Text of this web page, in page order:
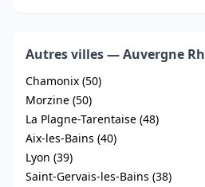
Autres villes — Auvergne
Chamonix (50)
Morzine (50)
La Plagne-Tarentaise (48)
Aix-les-Bains (40)
Lyon (39)
Saint-Gervais-les-Bains (38)